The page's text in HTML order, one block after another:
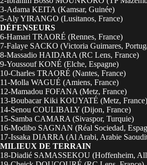
3-Adama KEITA (Kamsar, Guinée)
5-Aly YIRANGO (Lusitanos, France)
DÉFENSEURS
6-Hamari TRAORÉ (Rennes, France)
7-Falaye SACKO (Victoria Guimares,
8-Massadio HAIDARA (RC Lens, France)
9-Youssouf KONÉ (Elche, Espagne)
10-Charles TRAORÉ (Nantes, France)
11-Molla WAGUÉ (Amiens, France)
12-Mamadou FOFANA (Metz, France)
13-Boubacar Kiki KOUYATÉ (Metz, France)
14-Senou COULIBALY (Dijon, France)
15-Samba CAMARA (Sivaspor, Turquie)
16-Modibo SAGNAN (Réal Sociedad,
17-Issaka DIARRA (Al Arabi, Arabie
MILIEUX DE TERRAIN
18-Diadié SAMASSEKOU (Hoffenheim,